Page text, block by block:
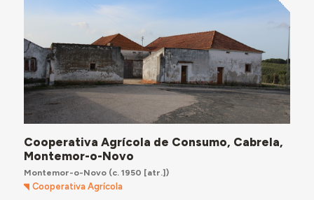
Cooperativa Agrícola de Consumo, Cabrela,
Montemor-o-Novo
Montemor-o-Novo(c. 1950 [atr.])
Cooperativa Agrícola